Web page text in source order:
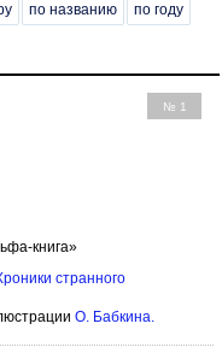
по названию по году
№ 1
книга»
странного
О. Бабкина